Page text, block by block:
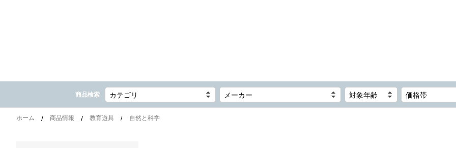
商品検索 カテゴリ メーカー 対象年齢 価格帯
ホーム 商品情報 教育遊具 自然と科学